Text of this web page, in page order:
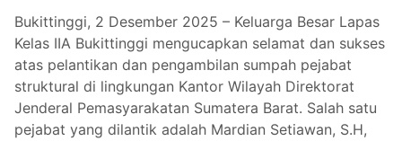
Bukittinggi, 2 Desember 2025 – Keluarga Besar Lapas
Kelas IIA Bukittinggi mengucapkan selamat dan sukses
atas pelantikan dan pengambilan sumpah pejabat
struktural di lingkungan Kantor Wilayah Direktorat
Jenderal Pemasyarakatan Sumatera Barat. Salah satu
pejabat yang dilantik adalah Mardian Setiawan, S.H,